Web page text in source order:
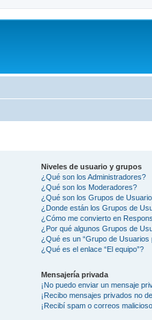
Niveles de usuario y grupos
¿Qué son los Administradores?
¿Qué son los Moderadores?
¿Qué son los Grupos de
¿Donde están los Grupos de
¿Cómo me convierto en
¿Por qué algunos Grupos de
¿Qué es un “Grupo de Usuarios
¿Qué es el enlace “El equipo”?
Mensajería privada
¡No puedo enviar un mensaje
¡Recibo mensajes privados no
¡Recibí spam o correos